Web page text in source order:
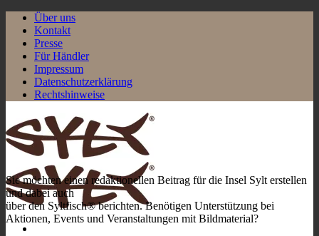
Zum
Inhalt
springen
Über uns
Kontakt
Presse
Für Händler
Impressum
Datenschutzerklärung
Rechtshinweise
Sie möchten einen redaktionellen Beitrag für die Insel Sylt erstellen
und dabei auch
über den Syltfisch® berichten. Benötigen Unterstützung bei
Aktionen, Events und Veranstaltungen mit Bildmaterial?